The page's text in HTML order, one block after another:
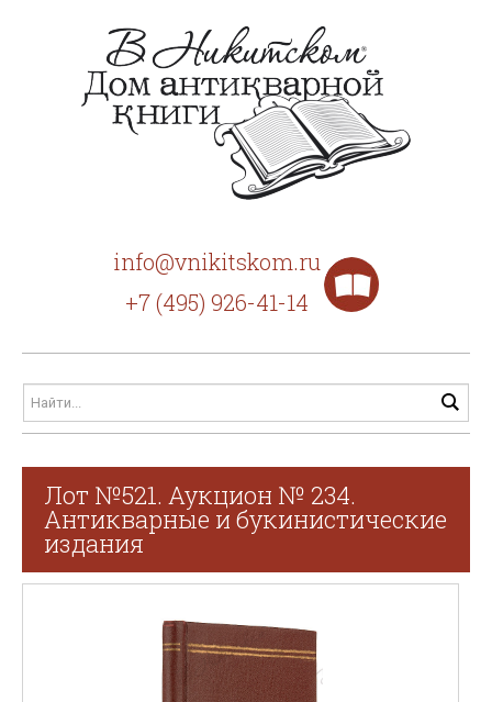
info@vnikitskom.ru
+7 (495) 926-41-14
Лот №521. Аукцион № 234.
Антикварные и букинистические
издания